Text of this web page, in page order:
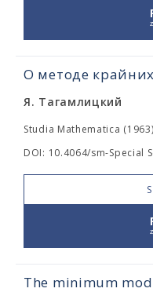
О методе
Я. Тагамлицкий
Studia Mathematica
DOI: 10.4064/sm-Special
The minimum